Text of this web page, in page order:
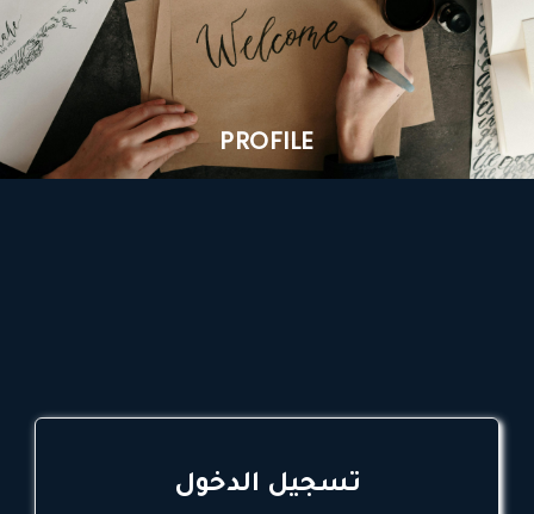
PROFILE
تسجيل الدخول